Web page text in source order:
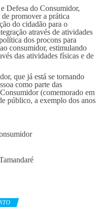
Defesa do Consumidor,
promover a prática
do cidadão para o
através de atividades
dos procons para
consumidor, estimulando
das atividades físicas e de
que já está se tornando
como parte das
(comemorado em
público, a exemplo dos anos